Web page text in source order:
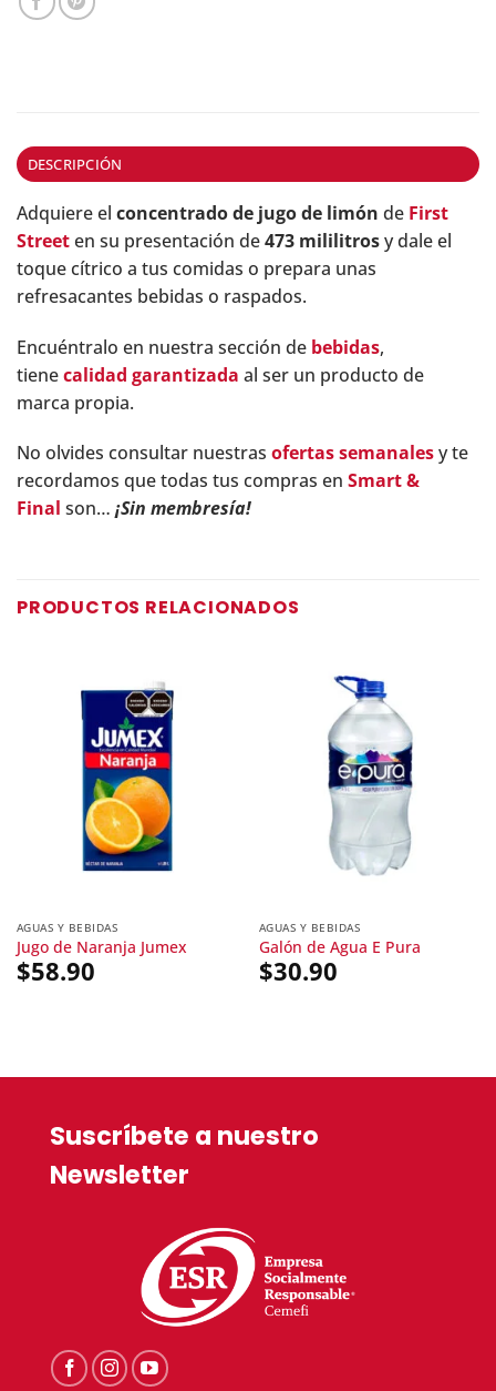
DESCRIPCIÓN
Adquiere el concentrado de jugo de limón de First
Streeten su presentación de473 mililitrosy dale el
toque cítrico a tus comidas o prepara unas
refresacantes bebidas o raspados.
Encuéntralo en nuestra sección de bebidas,
tienecalidad garantizada al ser un producto de
marca propia.
No olvides consultar nuestras ofertas semanalesy te
recordamos que todas tus compras en Smart &
Final son… ¡Sin membresía!
PRODUCTOS RELACIONADOS
AGUAS Y BEBIDAS
Jugo de Naranja Jumex
$58.90
AGUAS Y BEBIDAS
Galón de Agua E Pura
$30.90
Suscríbete a nuestro
Newsletter